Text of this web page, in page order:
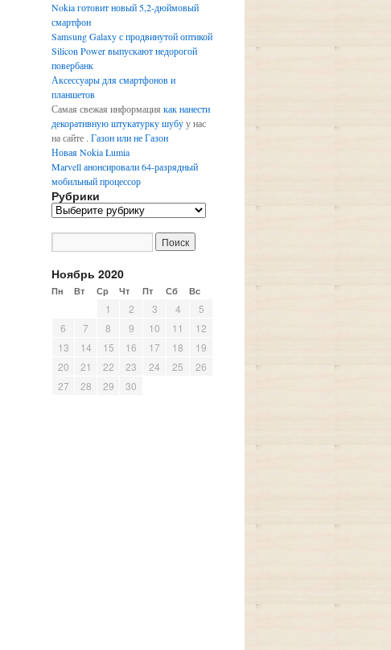
Nokia готовит новый 5,2-дюймовый
смартфон
Samsung Galaxy с продвинутой оптикой
Silicon Power выпускают недорогой
повербанк
Аксессуары для смартфонов и
планшетов
Самая свежая информация как нанести
декоративную штукатурку шубуу нас
на сайте . Газон или не Газон
Новая Nokia Lumia
Marvell анонсировали 64-разрядный
мобильный процессор
Рубрики
Р
р
и
к
и
Ноябрь 2020
Пн Вт Ср Чт Пт Сб Вс
1 2 3 4
5
6
7 8 9 10 11
12
13
14 15 16 17 18
19
20
21 22 23 24 25
26
27
28 29 30